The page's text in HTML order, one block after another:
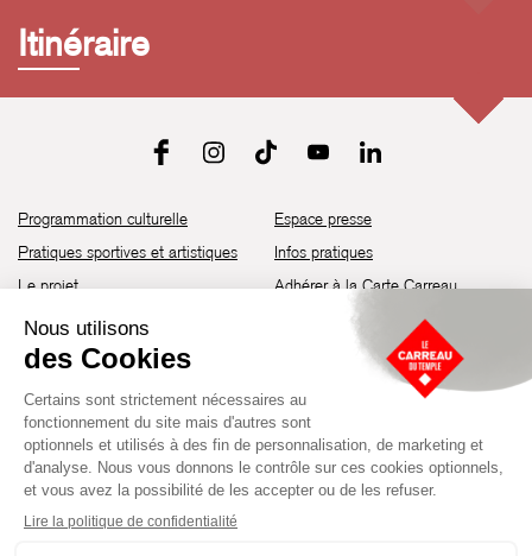
Itinéraire
Programmation culturelle
Pratiques sportives et artistiques
Le projet
Brochure de saison 25-26
Découvrir les espaces
Devenir partenaire
Espace presse
Infos pratiques
Adhérer à la Carte Carreau
Guide d’accessibilité
Établissement culturel et sportif à l’architecture industrielle de la fin du
XIXème siècle, le Carreau du Temple fut réhabilité en 2014 par la Ville
artistiques, culturels et sportifs, à travers une programmation éclectique